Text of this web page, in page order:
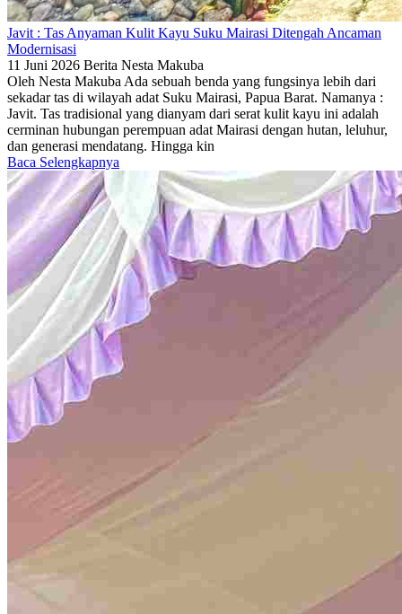
Javit : Tas Anyaman Kulit Kayu Suku Mairasi Ditengah Ancaman
Modernisasi
11 Juni 2026 Berita Nesta Makuba
Oleh Nesta Makuba Ada sebuah benda yang fungsinya lebih dari
sekadar tas di wilayah adat Suku Mairasi, Papua Barat. Namanya :
Javit. Tas tradisional yang dianyam dari serat kulit kayu ini adalah
cerminan hubungan perempuan adat Mairasi dengan hutan, leluhur,
dan generasi mendatang. Hingga kin
Baca Selengkapnya